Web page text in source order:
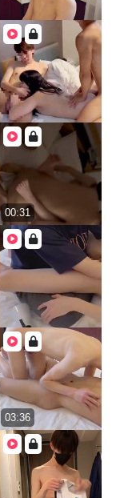
00:31
03:36